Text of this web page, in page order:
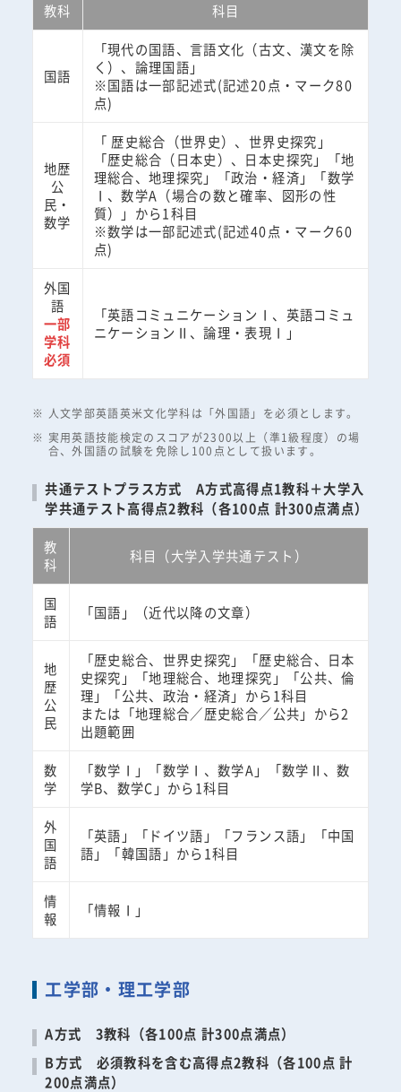
教科 科目
国語
「現代の国語、言語文化（古文、漢文を除
く）、論理国語」
※国語は一部記述式(記述20点・マーク80
点)
地歴
公
民・
数学
「 歴史総合（世界史）、世界史探究」
「歴史総合（日本史）、日本史探究」「地
理総合、地理探究」「政治・経済」「数学
Ⅰ、数学A（場合の数と確率、図形の性
質）」から1科目
※数学は一部記述式(記述40点・マーク60
点)
外国
語
一部
学科
必須
「英語コミュニケーションⅠ、英語コミュ
ニケーションⅡ、論理・表現Ⅰ」
人文学部英語英米文化学科は「外国語」を必須とします。
実用英語技能検定のスコアが2300以上（準1級程度）の場
合、外国語の試験を免除し100点として扱います。
共通テストプラス方式 A方式高得点1教科＋大学入
学共通テスト高得点2教科（各100点 計300点満点）
教
科
科目（大学入学共通テスト）
国
語
「国語」（近代以降の文章）
地
歴
公
民
「歴史総合、世界史探究」「歴史総合、日本
史探究」「地理総合、地理探究」「公共、倫
理」「公共、政治・経済」から1科目
または「地理総合／歴史総合／公共」から2
出題範囲
数
学
「数学Ⅰ」「数学Ⅰ、数学A」「数学Ⅱ、数
学B、数学C」から1科目
外
国
語
「英語」「ドイツ語」「フランス語」「中国
語」「韓国語」から1科目
情
報
「情報Ⅰ」
工学部・理工学部
A方式 3教科（各100点 計300点満点）
B方式 必須教科を含む高得点2教科（各100点 計
200点満点）